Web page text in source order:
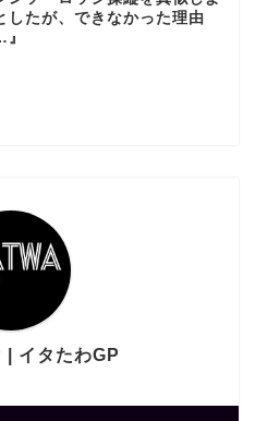
したが、できなかった理由
| イタたわGP